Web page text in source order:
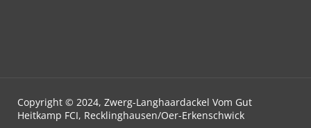
Copyright © 2024, Zwerg-Langhaardackel Vom Gut
Heitkamp FCI, Recklinghausen/Oer-Erkenschwick